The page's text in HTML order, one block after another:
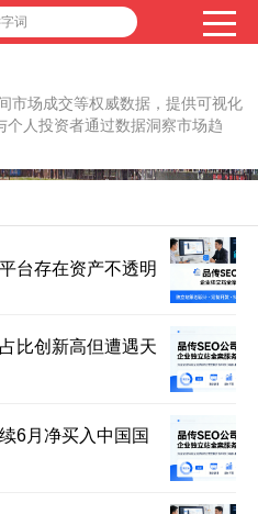
词
市场成交等权威数据，提供可视化
人投资者通过数据洞察市场趋
台存在资产不透明
比创新高但遭遇天
6月净买入中国国